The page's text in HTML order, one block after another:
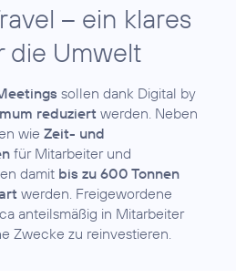
– ein klares
die Umwelt
sollen dank Digital by
reduziert werden. Neben
wie Zeit- und
für Mitarbeiter und
damit bis zu 600 Tonnen
werden. Freigewordene
anteilsmäßig in Mitarbeiter